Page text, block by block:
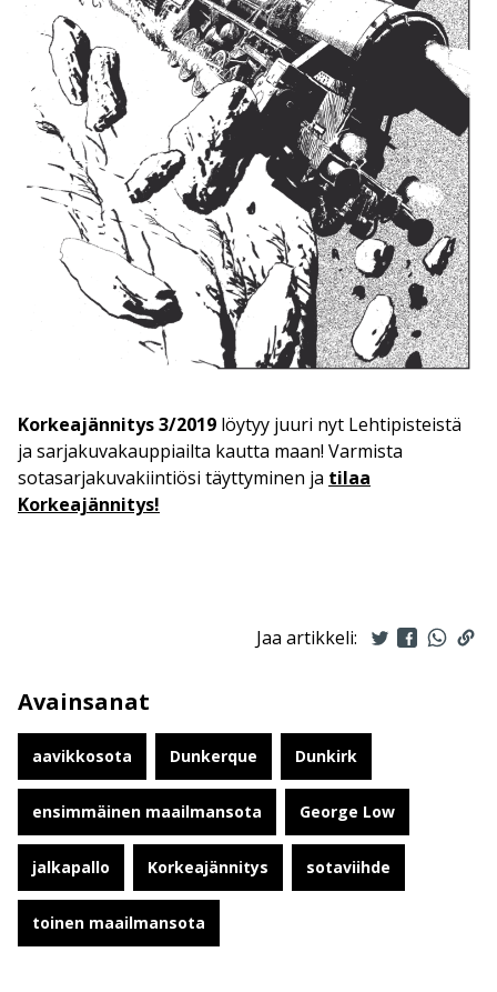
Korkeajännitys 3/2019 löytyy juuri nyt Lehtipisteistä
ja sarjakuvakauppiailta kautta maan! Varmista
sotasarjakuvakiintiösi täyttyminen ja tilaa
Korkeajännitys!
Jaa artikkeli:
Avainsanat
aavikkosota Dunkerque Dunkirk
ensimmäinen maailmansota George Low
jalkapallo Korkeajännitys sotaviihde
toinen maailmansota